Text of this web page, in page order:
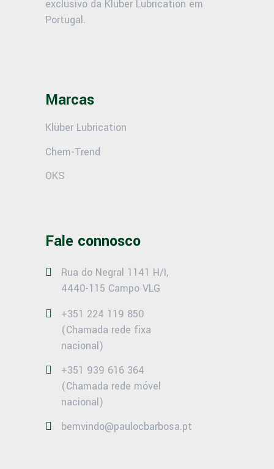
exclusivo da Klüber Lubrication em
Portugal.
Marcas
Klüber Lubrication
Chem-Trend
OKS
Fale connosco
Rua do Negral 1141 H/I,
4440-115 Campo VLG
+351 224 119 850
(Chamada rede fixa
nacional)
+351 939 616 364
(Chamada rede móvel
nacional)
bemvindo@paulocbarbosa.pt